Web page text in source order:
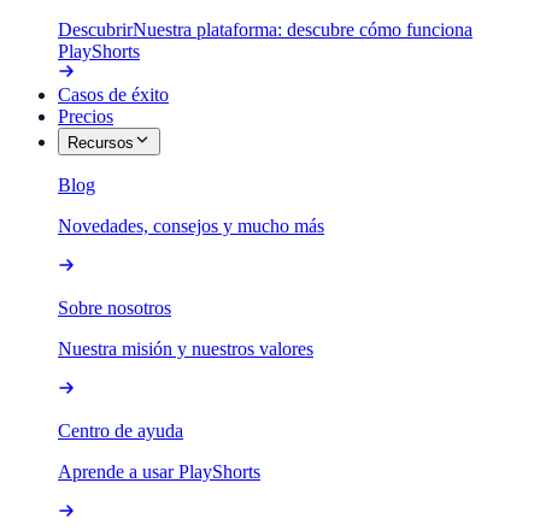
DescubrirNuestra plataforma: descubre cómo funciona
PlayShorts
Casos de éxito
Precios
Recursos
Blog
Novedades, consejos y mucho más
Sobre nosotros
Nuestra misión y nuestros valores
Centro de ayuda
Aprende a usar PlayShorts